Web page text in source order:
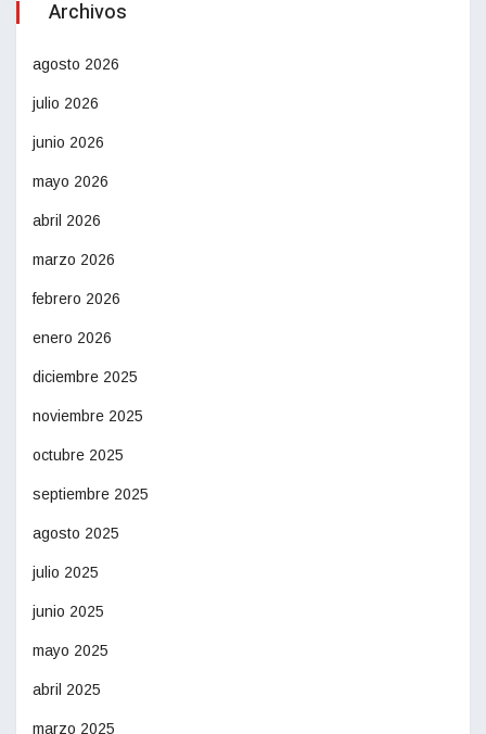
Archivos
agosto 2026
julio 2026
junio 2026
mayo 2026
abril 2026
marzo 2026
febrero 2026
enero 2026
diciembre 2025
noviembre 2025
octubre 2025
septiembre 2025
agosto 2025
julio 2025
junio 2025
mayo 2025
abril 2025
marzo 2025